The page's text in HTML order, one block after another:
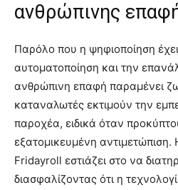
ανθρώπινης
Παρόλο που η ψηφιοποίηση
αυτοματοποίηση και την
ανθρώπινη επαφή παραμένει
καταναλωτές εκτιμούν την
παροχέα, ειδικά όταν
εξατομικευμένη αντιμετώπιση.
Fridayroll εστιάζει στο να
διασφαλίζοντας ότι η